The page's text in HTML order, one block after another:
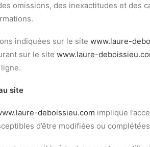
omissions, des inexactitudes et des
indiquées sur le site www.laure-
sur le site www.laure-
site
deboissieu.com implique
d’être modifiées ou